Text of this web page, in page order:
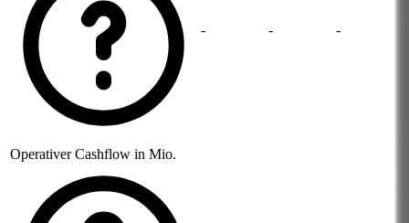
- - -
Operativer Cashflow in Mio.